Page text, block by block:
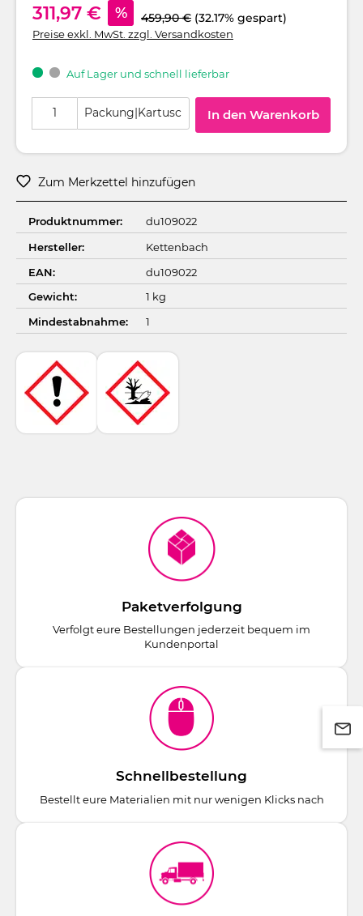
311,97 € % 459,90 € (32.17% gespart)
Preise exkl. MwSt. zzgl. Versandkosten
Auf Lager und schnell lieferbar
Packung|Kartusc In den Warenkorb
Zum Merkzettel hinzufügen
Produktnummer:
du109022
Hersteller:
Kettenbach
EAN:
du109022
Gewicht:
1 kg
Mindestabnahme:
1
Paketverfolgung
Verfolgt eure Bestellungen jederzeit bequem im
Kundenportal
Schnellbestellung
Bestellt eure Materialien mit nur wenigen Klicks nach